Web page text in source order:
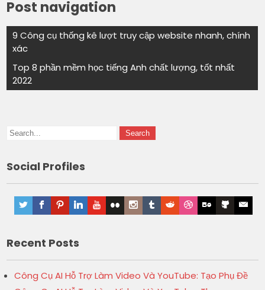
Post navigation
9 Công cụ thống kê lượt truy cập website nhanh, chính
xác
Top 8 phần mềm học tiếng Anh chất lượng, tốt nhất
2022
Social Profiles
Recent Posts
Công Cụ AI Hỗ Trợ Làm Video Và YouTube: Tạo Phụ Đề